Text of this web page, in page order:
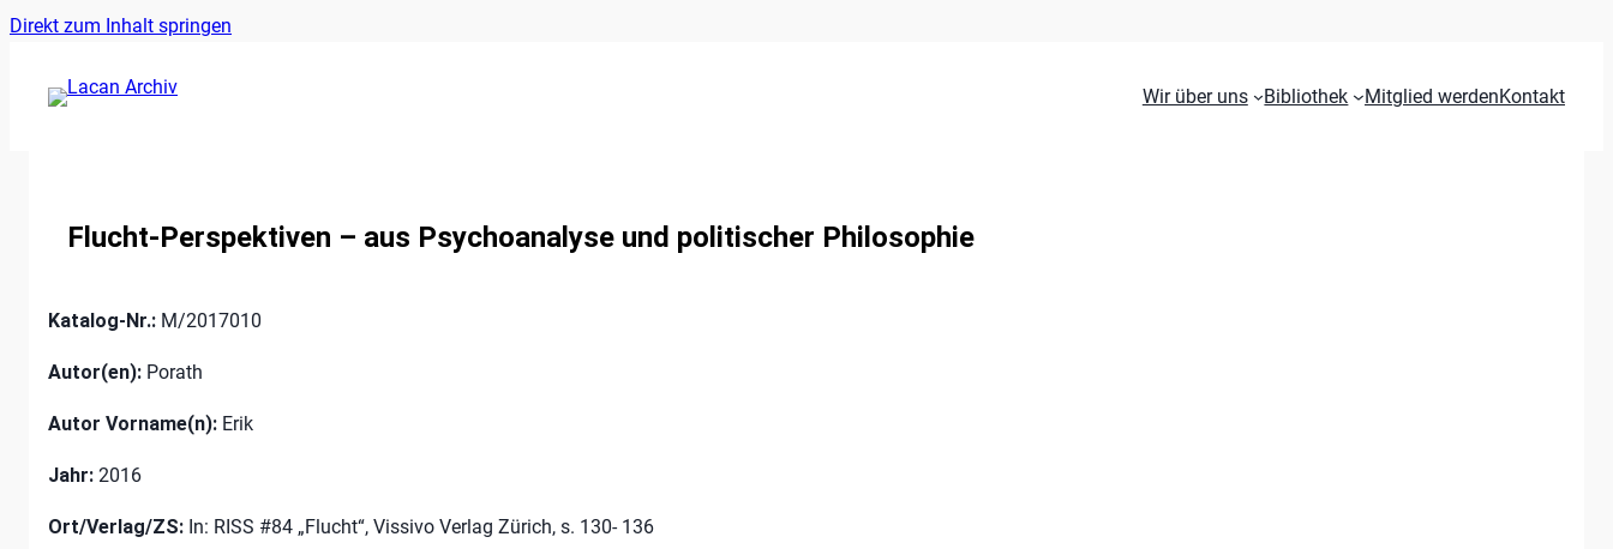
Direkt zum Inhalt springen
Wir über uns Bibliothek Mitglied werdenKontakt
Flucht-Perspektiven – aus Psychoanalyse und politischer Philosophie
Katalog-Nr.: M/2017010
Autor(en): Porath
Autor Vorname(n): Erik
Jahr: 2016
Ort/Verlag/ZS: In: RISS #84 „Flucht“, Vissivo Verlag Zürich, s. 130- 136